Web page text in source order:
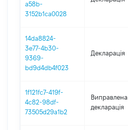
a58b-
3152b1ca0028
14da8824-
3e77-4b30-
9369-
bd9d4db4f023
Декларація
1f121fc7-419f-
4c82-98df-
73505d29a1b2
Виправлена
декларація